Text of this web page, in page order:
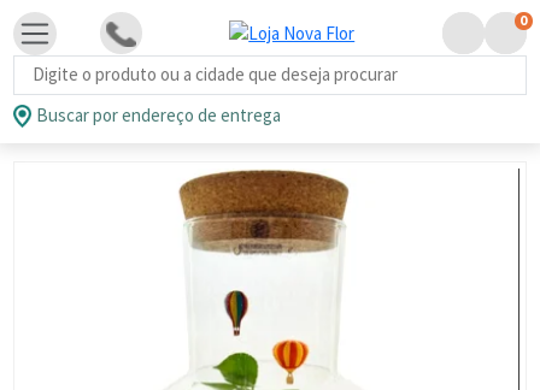
Busca de produtos
0
Buscar por endereço de entrega